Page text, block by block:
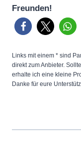
Freunden!
Links mit einem * sind
direkt zum Anbieter.
erhalte ich eine kleine
Danke für eure